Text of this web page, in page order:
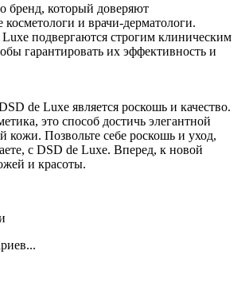
бренд, который доверяют
и врачи-дерматологи.
подвергаются строгим клиническим
гарантировать их эффективность и
de Luxe является роскошь и качество.
это способ достичь элегантной
кожи. Позвольте себе роскошь и уход,
с DSD de Luxe. Вперед, к новой
и красоты.